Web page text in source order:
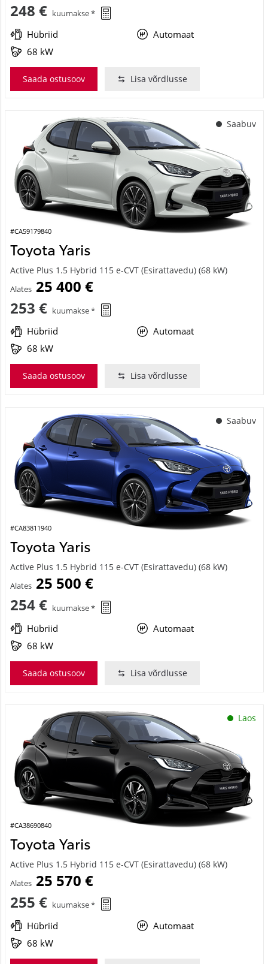
248 € kuumakse *
Hübriid
Automaat
68 kW
Saada ostusoov Lisa võrdlusse
Saabuv
#CA59179840
Toyota Yaris
Active Plus 1.5 Hybrid 115 e-CVT (Esirattavedu) (68 kW)
Alates 25 400 €
253 € kuumakse *
Hübriid
Automaat
68 kW
Saada ostusoov Lisa võrdlusse
Saabuv
#CA83811940
Toyota Yaris
Active Plus 1.5 Hybrid 115 e-CVT (Esirattavedu) (68 kW)
Alates 25 500 €
254 € kuumakse *
Hübriid
Automaat
68 kW
Saada ostusoov Lisa võrdlusse
Laos
#CA38690840
Toyota Yaris
Active Plus 1.5 Hybrid 115 e-CVT (Esirattavedu) (68 kW)
Alates 25 570 €
255 € kuumakse *
Hübriid
Automaat
68 kW